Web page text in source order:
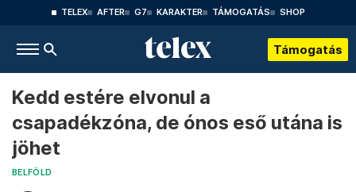
TELEX AFTER G7 KARAKTER TÁMOGATÁS SHOP
Támogatás
Kedd estére elvonul a
csapadékzóna, de ónos eső utána is
jöhet
BELFÖLD